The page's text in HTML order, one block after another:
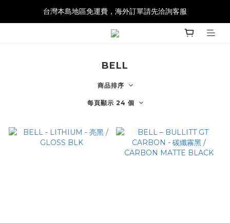
台灣本島地區免運費，海外訂單請先洽詢客服
BELL
商品排序
每頁顯示 24 個